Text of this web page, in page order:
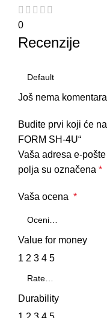
0
Recenzije
Još nema
Budite prvi koji će
FORM SH-4U“
Vaša adresa e-
polja su označena *
Vaša ocena *
Value for money
1 2 3 4 5
Durability